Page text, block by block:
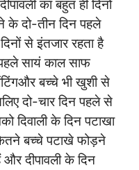
का बहुत ही दिनों
के दो-तीन दिन पहले
से इंतजार रहता है
सायं काल साफ
बच्चे भी खुशी से
दो-चार दिन पहले से
दिवाली के दिन पटाखा
बच्चे पटाखे फोड़ने
दीपावली के दिन